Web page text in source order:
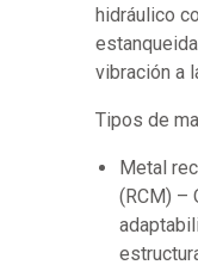
hidráulico
vibración a
Tipos de
Metal
(RCM) –